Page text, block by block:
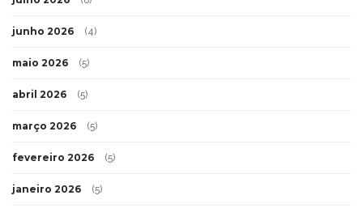
junho 2026 (4)
maio 2026 (5)
abril 2026 (5)
março 2026 (5)
fevereiro 2026 (5)
janeiro 2026 (5)